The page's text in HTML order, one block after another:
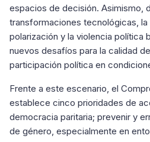
espacios de decisión. Asimismo,
transformaciones tecnológicas,
polarización y la violencia política
nuevos desafíos para la calidad
participación política en
Frente a este escenario, el
establece cinco prioridades de
democracia paritaria; prevenir y
de género, especialmente en